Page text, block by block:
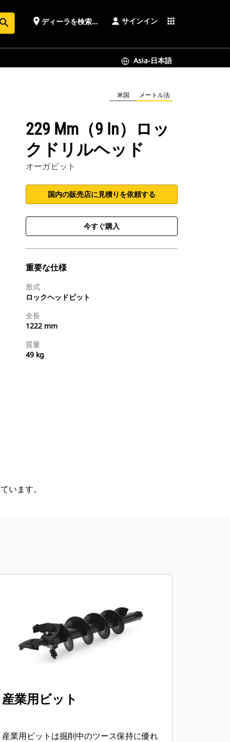
place ディーラを検索する サインイン apps
Asia-日本語
米国 メートル法
229 Mm（9 In）ロッ
クドリルヘッド
オーガビット
国内の販売店に見積りを依頼する
今すぐ購入
重要な仕様
形式
ロックヘッドビット
全長
1222 mm
質量
49 kg
います。
産業用ビット
産業用ビットは掘削中のツース保持に優れ